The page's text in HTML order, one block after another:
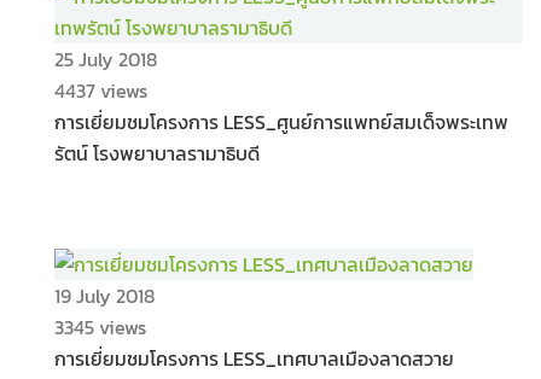
25 July 2018
4437 views
การเยี่ยมชมโครงการ LESS_ศูนย์การแพทย์สมเด็จพระเทพ
รัตน์ โรงพยาบาลรามาธิบดี
19 July 2018
3345 views
การเยี่ยมชมโครงการ LESS_เทศบาลเมืองลาดสวาย